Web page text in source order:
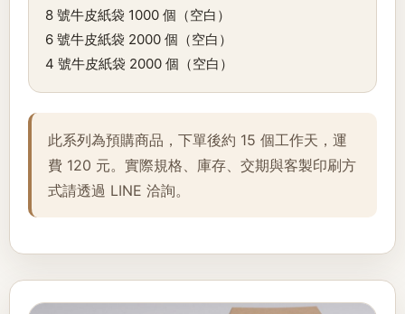
8 號牛皮紙袋 1000 個（空白）
6 號牛皮紙袋 2000 個（空白）
4 號牛皮紙袋 2000 個（空白）
此系列為預購商品，下單後約 15 個工作天，運
費 120 元。實際規格、庫存、交期與客製印刷方
式請透過 LINE 洽詢。